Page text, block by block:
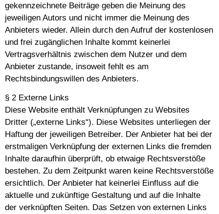
gekennzeichnete Beiträge geben die Meinung des
jeweiligen Autors und nicht immer die Meinung des
Anbieters wieder. Allein durch den Aufruf der kostenlosen
und frei zugänglichen Inhalte kommt keinerlei
Vertragsverhältnis zwischen dem Nutzer und dem
Anbieter zustande, insoweit fehlt es am
Rechtsbindungswillen des Anbieters.
§ 2 Externe Links
Diese Website enthält Verknüpfungen zu Websites
Dritter („externe Links“). Diese Websites unterliegen der
Haftung der jeweiligen Betreiber. Der Anbieter hat bei der
erstmaligen Verknüpfung der externen Links die fremden
Inhalte daraufhin überprüft, ob etwaige Rechtsverstöße
bestehen. Zu dem Zeitpunkt waren keine Rechtsverstöße
ersichtlich. Der Anbieter hat keinerlei Einfluss auf die
aktuelle und zukünftige Gestaltung und auf die Inhalte
der verknüpften Seiten. Das Setzen von externen Links